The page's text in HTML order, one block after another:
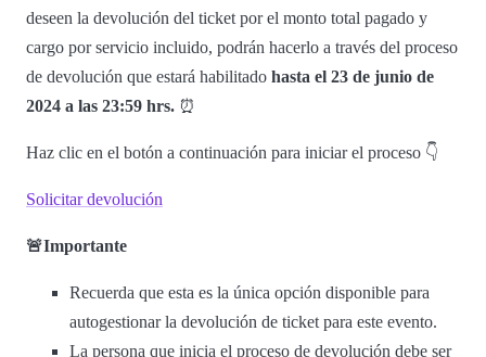
deseen la devolución del ticket por el monto total pagado y
cargo por servicio incluido, podrán hacerlo a través del proceso
de devolución que estará habilitado hasta el 23 de junio de
2024 a las 23:59 hrs. ⏰
Haz clic en el botón a continuación para iniciar el proceso 👇
Solicitar devolución
🚨Importante
Recuerda que esta es la única opción disponible para
autogestionar la devolución de ticket para este evento.
La persona que inicia el proceso de devolución debe ser